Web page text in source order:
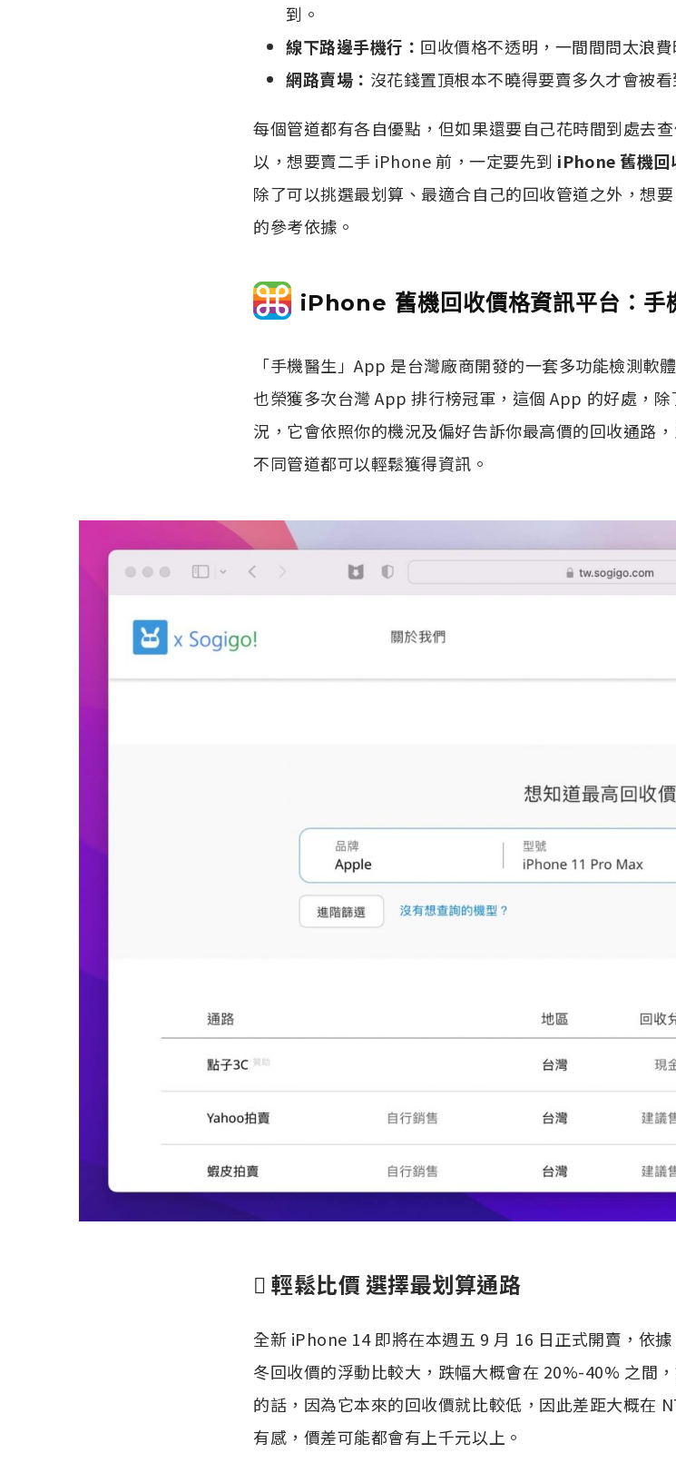
到。
線下路邊手機行： 回收價格不透明，一間間問太浪費
網路賣場： 沒花錢置頂根本不曉得要賣多久才會被看
每個管道都有各自優點，但如果還要自己花時間到處去
以，想要賣二手 iPhone 前，一定要先到 iPhone 舊機回
除了可以挑選最划算、最適合自己的回收管道之外，想
的參考依據。
iPhone 舊機回收價格資訊平台：手
「手機醫生」App 是台灣廠商開發的一套多功能檢測軟
也榮獲多次台灣 App 排行榜冠軍，這個 App 的好處，
況，它會依照你的機況及偏好告訴你最高價的回收通路
不同管道都可以輕鬆獲得資訊。
 輕鬆比價 選擇最划算通路
全新 iPhone 14 即將在本週五 9 月 16 日正式開賣，依
冬回收價的浮動比較大，跌幅大概會在 20%-40% 之間
的話，因為它本來的回收價就比較低，因此差距大概在
有感，價差可能都會有上千元以上。